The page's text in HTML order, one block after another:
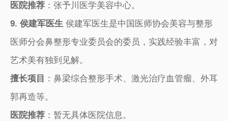
医院推荐：张予川医学美容中心。
9. 侯建军医生侯建军医生是中国医师协会美容与整形
医师分会鼻整形专业委员会的委员，实践经验丰富，对
艺术美有独到见解。
擅长项目 ：鼻梁综合整形手术、激光治疗血管瘤、外耳
郭再造等。
医院推荐：暂无具体医院信息。